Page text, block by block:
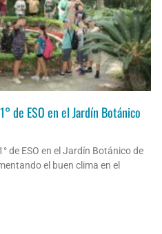
de ESO en el Jardín Botánico
de ESO en el Jardín Botánico de
el buen clima en el